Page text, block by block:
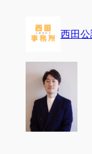
西田